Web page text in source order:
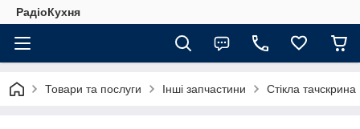
РадіоКухня
Товари та послуги Інші запчастини Стікла тачскрина